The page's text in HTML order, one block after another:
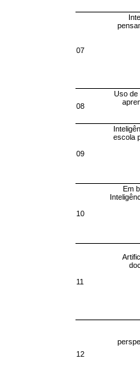
07
08
Uso de
09
escola
10
Em
11
12